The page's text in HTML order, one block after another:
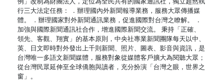
行三大法定任務： ．辦理國內外新聞報導業務，服務大眾傳播媒
體。 ．辦理國家對外新聞通訊業務，促進國際對台灣之瞭解。 ．
加強與國際新聞通訊社合作，增進國際新聞交流。 秉持「正確、
領先、客觀、翔實」的基本原則，中央社專業新聞團隊每天以中、
英、日文即時對外發出上千則新聞、照片、圖表、影音與資訊，是
台灣唯一多語文新聞媒體，服務對象從媒體客戶擴大為閱聽大眾；
從台灣民眾延伸至全球僑胞與讀者，充分扮演「台灣之眼，世界之
窗」。